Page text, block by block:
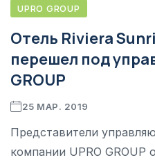
UPRO GROUP
Отель Riviera
перешел под
GROUP
25 МАР. 2019
Представители
компании UPRO GROUP